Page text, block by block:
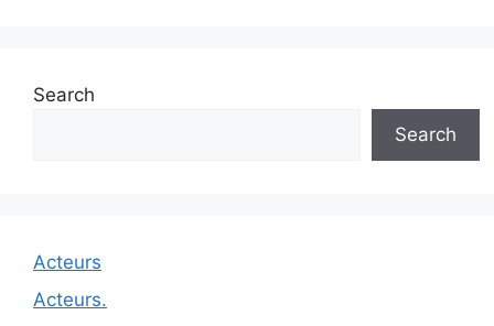
Search
Search
Acteurs
Acteurs.